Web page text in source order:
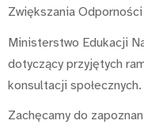
Zwiększania Odporności
Ministerstwo Edukacji
dotyczący przyjętych
konsultacji społecznych.
Zachęcamy do